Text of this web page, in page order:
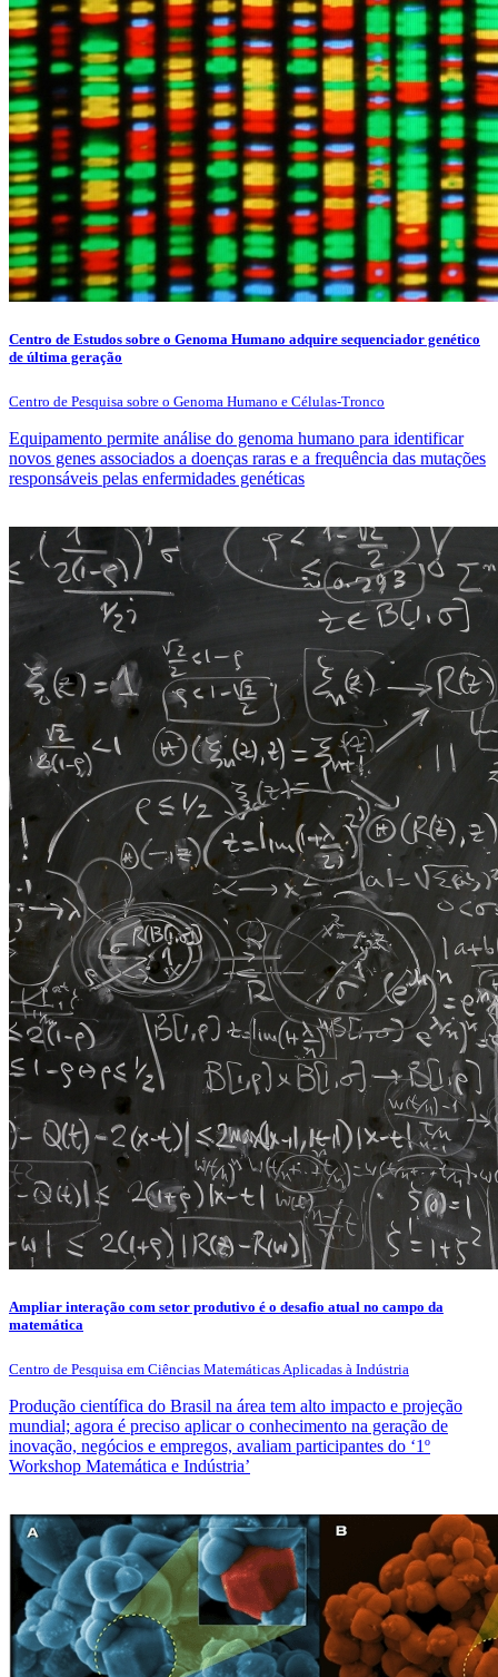
Centro de Estudos sobre o Genoma Humano adquire sequenciador genético
de última geração
Centro de Pesquisa sobre o Genoma Humano e Células-Tronco
Equipamento permite análise do genoma humano para identificar
novos genes associados a doenças raras e a frequência das mutações
responsáveis pelas enfermidades genéticas
Ampliar interação com setor produtivo é o desafio atual no campo da
matemática
Centro de Pesquisa em Ciências Matemáticas Aplicadas à Indústria
Produção científica do Brasil na área tem alto impacto e projeção
mundial; agora é preciso aplicar o conhecimento na geração de
inovação, negócios e empregos, avaliam participantes do ‘1º
Workshop Matemática e Indústria’